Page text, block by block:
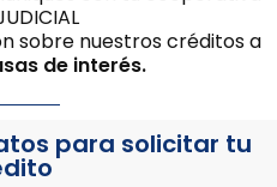
sobre nuestros créditos a
de interés.
para solicitar tu